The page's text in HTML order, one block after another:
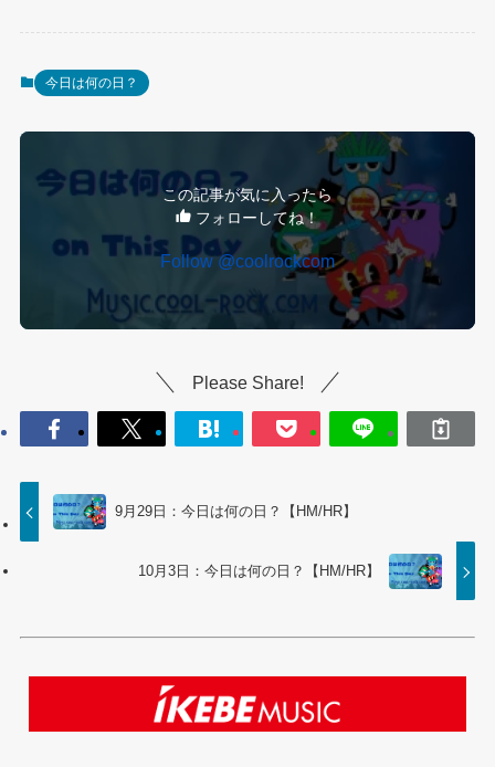
今日は何の日？
この記事が気に入ったら
フォローしてね！
Follow @coolrockcom
Please Share!
9月29日：今日は何の日？【HM/HR】
10月3日：今日は何の日？【HM/HR】